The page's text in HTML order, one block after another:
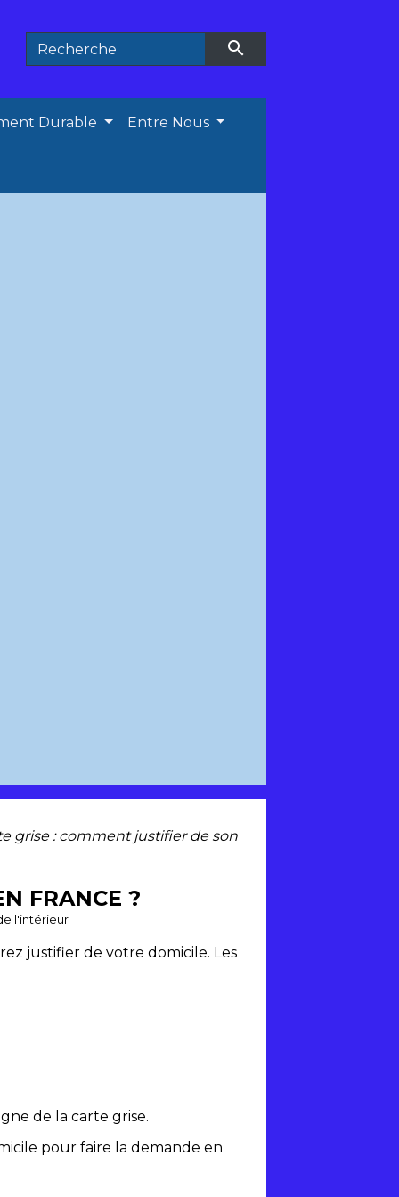
search
Durable Entre Nous
grise : comment justifier de son
FRANCE ?
l'intérieur
justifier de votre domicile. Les
de la carte grise.
pour faire la demande en